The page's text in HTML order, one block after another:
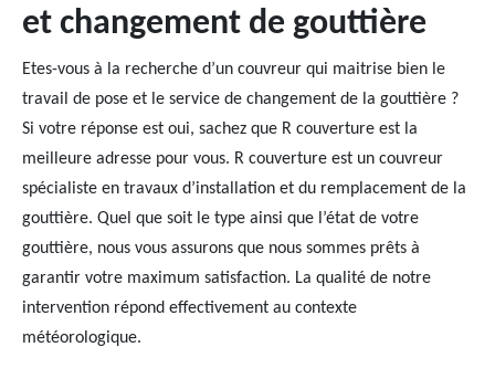
et changement de gouttière
Etes-vous à la recherche d’un couvreur qui maitrise bien le
travail de pose et le service de changement de la gouttière ?
Si votre réponse est oui, sachez que R couverture est la
meilleure adresse pour vous. R couverture est un couvreur
spécialiste en travaux d’installation et du remplacement de la
gouttière. Quel que soit le type ainsi que l’état de votre
gouttière, nous vous assurons que nous sommes prêts à
garantir votre maximum satisfaction. La qualité de notre
intervention répond effectivement au contexte
météorologique.